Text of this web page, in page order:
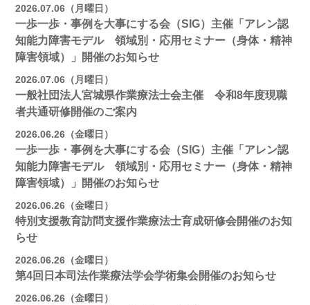
2026.07.06（月曜日）
一歩一歩・事例を大事にする会（SIG）主催「アレン認
知能力障害モデル 領域別・応用セミナー（身体・精神
障害領域）」開催のお知らせ
2026.07.06（月曜日）
一般社団法人宮城県作業療法士会主催 令和8年度現職
者共通研修開催のご案内
2026.06.26（金曜日）
一歩一歩・事例を大事にする会（SIG）主催「アレン認
知能力障害モデル 領域別・応用セミナー（身体・精神
障害領域）」開催のお知らせ
2026.06.26（金曜日）
特別支援教育訪問支援作業療法士育成研修会開催のお知
らせ
2026.06.26（金曜日）
第4回日本司法作業療法学会学術集会開催のお知らせ
2026.06.26（金曜日）